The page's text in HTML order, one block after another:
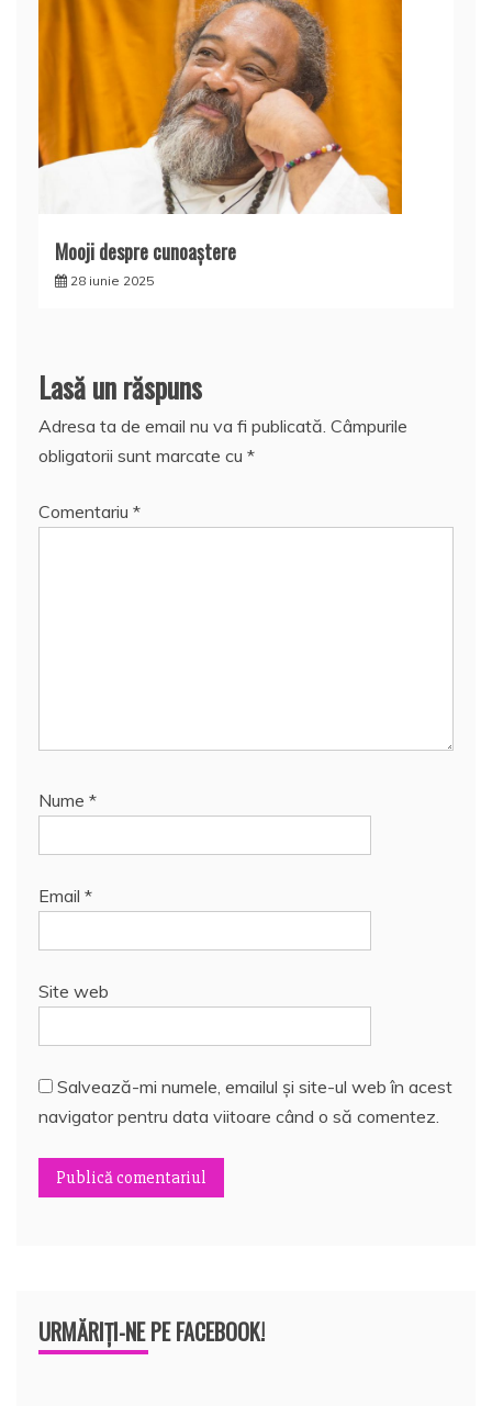
Mooji despre cunoaştere
28 iunie 2025
Lasă un răspuns
Adresa ta de email nu va fi publicată. Câmpurile
obligatorii sunt marcate cu *
Comentariu *
Nume *
Email *
Site web
Salvează-mi numele, emailul și site-ul web în acest
navigator pentru data viitoare când o să comentez.
URMĂRIȚI-NE PE FACEBOOK!